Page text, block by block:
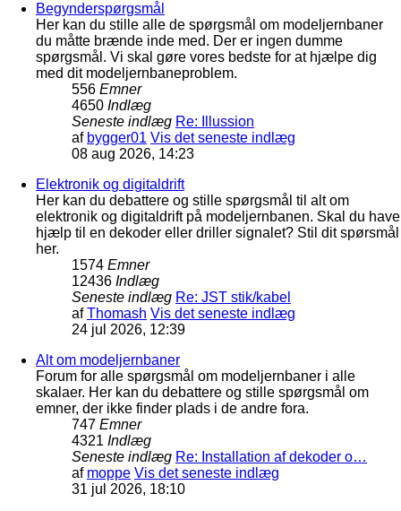
Begynderspørgsmål
Her kan du stille alle de spørgsmål om modeljernbaner
du måtte brænde inde med. Der er ingen dumme
spørgsmål. Vi skal gøre vores bedste for at hjælpe dig
med dit modeljernbaneproblem.
556 Emner
4650 Indlæg
Seneste indlæg Re: Illussion
af bygger01 Vis det seneste indlæg
08 aug 2026, 14:23
Elektronik og digitaldrift
Her kan du debattere og stille spørgsmål til alt om
elektronik og digitaldrift på modeljernbanen. Skal du have
hjælp til en dekoder eller driller signalet? Stil dit spørsmål
her.
1574 Emner
12436 Indlæg
Seneste indlæg Re: JST stik/kabel
afThomash Vis det seneste indlæg
24 jul 2026, 12:39
Alt om modeljernbaner
Forum for alle spørgsmål om modeljernbaner i alle
skalaer. Her kan du debattere og stille spørgsmål om
emner, der ikke finder plads i de andre fora.
747 Emner
4321 Indlæg
Seneste indlæg Re: Installation af dekoder o…
af moppe Vis det seneste indlæg
31 jul 2026, 18:10